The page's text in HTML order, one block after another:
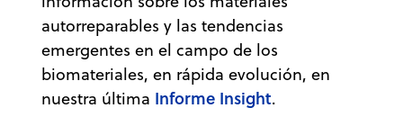
autorreparables y las tendencias
emergentes en el campo de los
biomateriales, en rápida evolución, en
nuestra última Informe Insight.